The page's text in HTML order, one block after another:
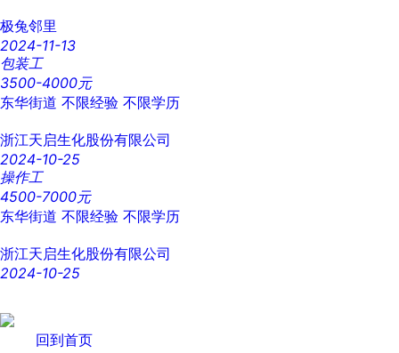
极兔邻里
2024-11-13
包装工
3500-4000元
东华街道 不限经验 不限学历
浙江天启生化股份有限公司
2024-10-25
操作工
4500-7000元
东华街道 不限经验 不限学历
浙江天启生化股份有限公司
2024-10-25
回到首页